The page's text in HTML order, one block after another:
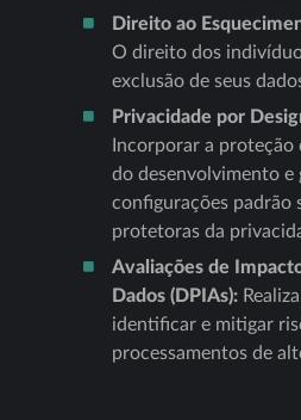
Direito ao
O direito dos
exclusão de seus
Privacidade por
Incorporar a proteção
do desenvolvimento e
configurações padrão
protetoras da
Avaliações de
Dados (DPIAs):
identificar e mitigar
processamentos de